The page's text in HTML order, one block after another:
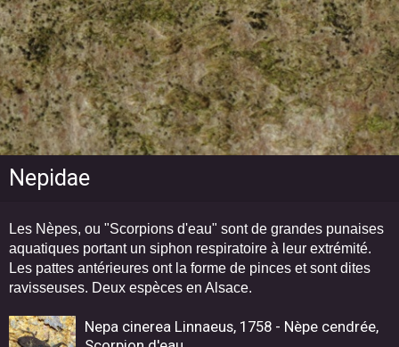
Nepidae
Les Nèpes, ou "Scorpions d'eau" sont de grandes punaises
aquatiques portant un siphon respiratoire à leur extrémité.
Les pattes antérieures ont la forme de pinces et sont dites
ravisseuses. Deux espèces en Alsace.
Nepa cinerea Linnaeus, 1758 - Nèpe cendrée,